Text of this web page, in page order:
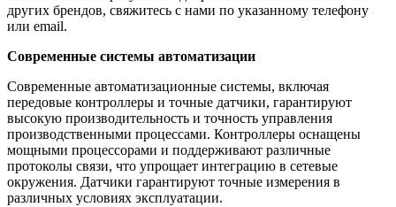
других брендов, свяжитесь с нами по указанному телефону
или email.
Современные системы автоматизации
Современные автоматизационные системы, включая
передовые контроллеры и точные датчики, гарантируют
высокую производительность и точность управления
производственными процессами. Контроллеры оснащены
мощными процессорами и поддерживают различные
протоколы связи, что упрощает интеграцию в сетевые
окружения. Датчики гарантируют точные измерения в
различных условиях эксплуатации.